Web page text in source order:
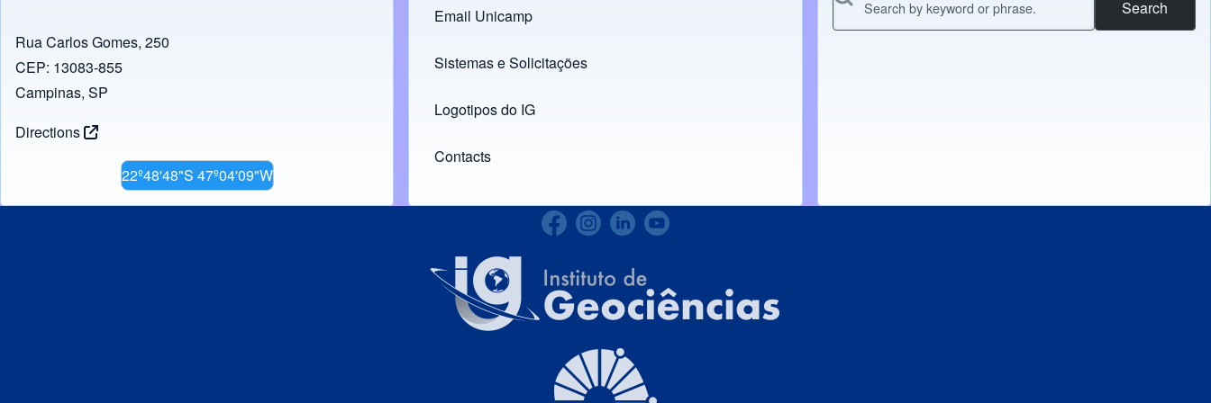
o
o
k
o
n
Rua Carlos Gomes, 250
CEP: 13083-855
Campinas, SP
Directions
22º48'48"S 47º04'09"W
Links
Email Unicamp
(opens in new tab)
Sistemas e Solicitações
(opens in new tab)
Logotipos do IG
(opens in new tab)
Contacts